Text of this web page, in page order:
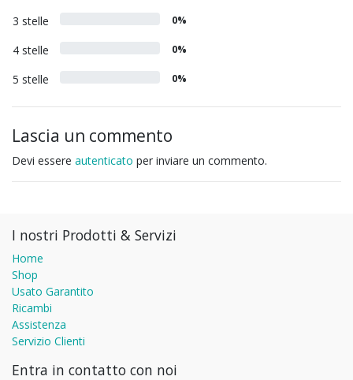
3 stelle 0%
4 stelle 0%
5 stelle 0%
Lascia un commento
Devi essere autenticato per inviare un commento.
I nostri Prodotti & Servizi
Home
Shop
Usato Garantito
Ricambi
Assistenza
Servizio Clienti
Entra in contatto con noi